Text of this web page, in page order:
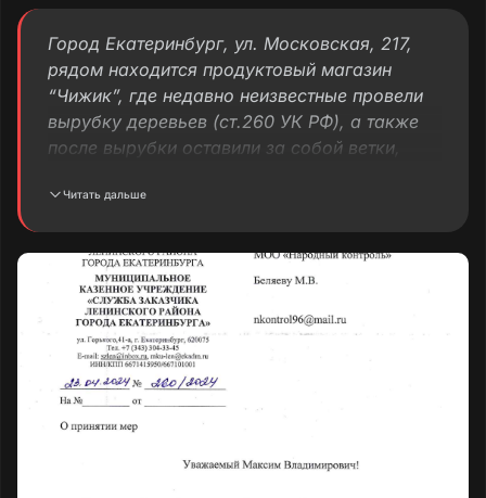
Город Екатеринбург, ул. Московская, 217,
рядом находится продуктовый магазин
“Чижик”, где недавно неизвестные провели
вырубку деревьев (ст.260 УК РФ), а также
после вырубки оставили за собой ветки,
марш ведущая к продуктовому магазину
“Чижик”, лестничный марш пришёл в
негодность, а точнее к разрушению, которое
угрожает безопасности жителей. Площадка
у магазина ” Чижик” в ужасном состоянии:
асфальтовое покрытие пришло в состояние
непригодности, ямы, грязь. Мусор грязь на
данной территории не убирается. Обращение
в электронном виде было подано депутату
Ленинского района Чачину В., ответа и
Читать дальше